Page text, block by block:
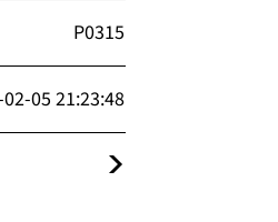
P0315
05 21:23:48